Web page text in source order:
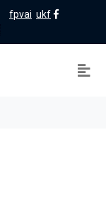
fpvai ukf